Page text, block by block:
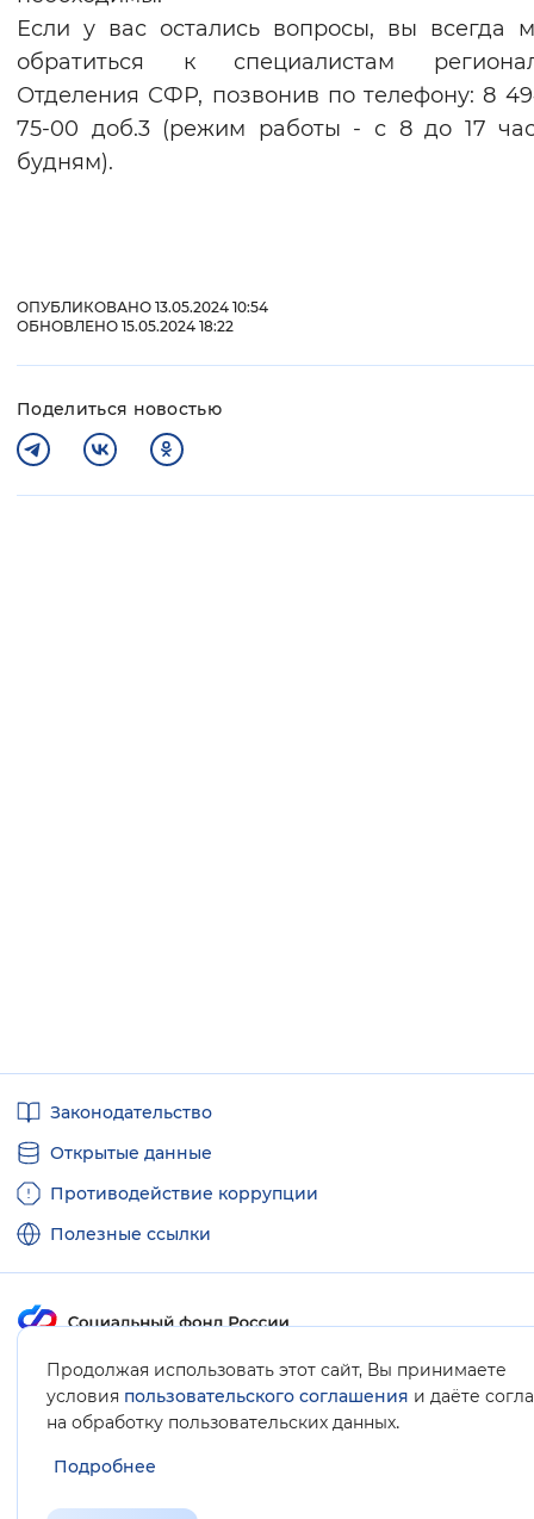
Если у вас остались вопросы, вы всегда
обратиться к специалистам
Отделения СФР, позвонив по телефону: 8
75-00 доб.3 (режим работы - с 8 до 17
будням).
ОПУБЛИКОВАНО 13.05.2024 10:54
ОБНОВЛЕНО 15.05.2024 18:22
Поделиться новостью
Продолжая использовать этот сайт, Вы принимаете
условия пользовательского соглашения и даёте
на обработку пользовательских данных.
Подробнее
ссылкиЗаконодательство
Открытые данные
Противодействие коррупции
Полезные ссылки
Карта сайта